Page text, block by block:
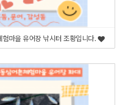
마을 유어장 낚시터 조황입니다.